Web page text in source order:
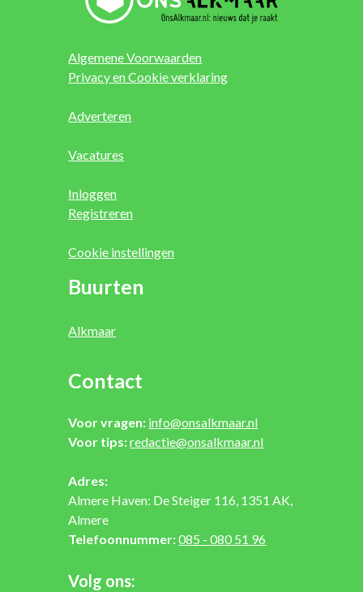
Algemene Voorwaarden
Privacy en Cookie verklaring
Adverteren
Vacatures
Inloggen
Registreren
Cookie instellingen
Buurten
Alkmaar
Contact
Voor vragen: info@onsalkmaar.nl
Voor tips:redactie@onsalkmaar.nl
Adres:
Almere Haven: De Steiger 116, 1351 AK,
Almere
Telefoonnummer:085 - 080 51 96
Volg ons: